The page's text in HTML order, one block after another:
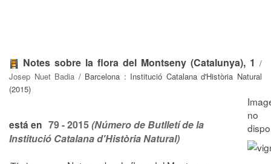
Notes sobre la flora del Montseny (Catalunya), 1 /
Josep Nuet Badia / Barcelona : Institució Catalana d'Història Natural
(2015)
está en 79 - 2015(Número de Butlletí de la
Institució Catalana d'Història Natural)